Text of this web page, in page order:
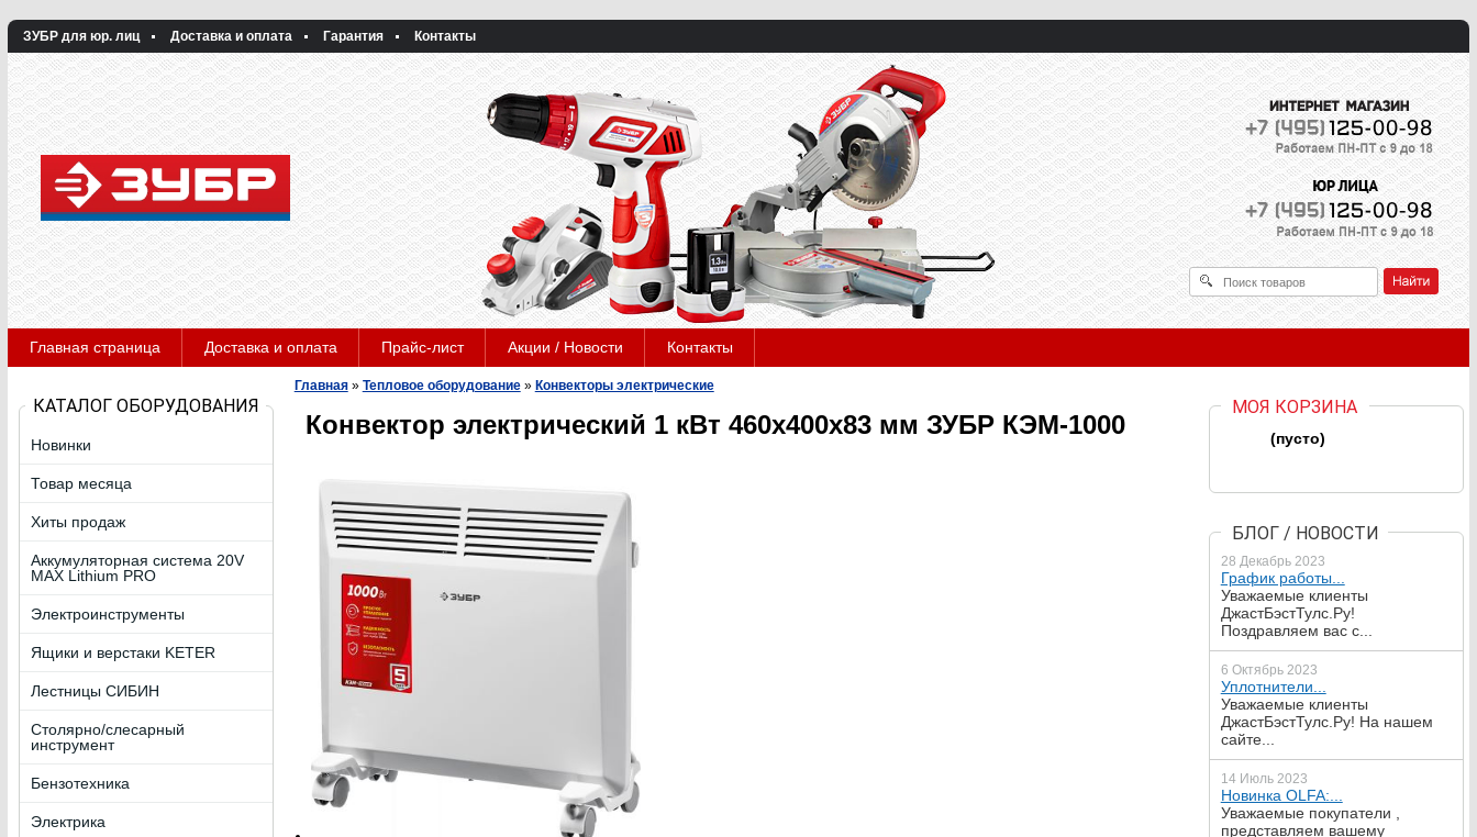
ЗУБР для юр. лиц Доставка и оплата Гарантия Контакты
Главная страница Доставка и оплата Прайс-лист Акции / Новости Контакты
КАТАЛОГ ОБОРУДОВАНИЯ
Новинки
Товар месяца
Хиты продаж
Аккумуляторная система 20V
MAX Lithium PRO
Электроинструменты
Ящики и верстаки KETER
Лестницы СИБИН
Столярно/слесарный
инструмент
Бензотехника
Электрика
Главная» Тепловое оборудование» Конвекторы электрические
Конвектор электрический 1 кВт 460х400х83 мм ЗУБР КЭМ-1000
МОЯ КОРЗИНА
(пусто)
БЛОГ / НОВОСТИ
28 Декабрь 2023
График работы...
Уважаемые клиенты
ДжастБэстТулс.Ру!
Поздравляем вас с...
6 Октябрь 2023
Уплотнители...
Уважаемые клиенты
ДжастБэстТулс.Ру! На нашем
сайте...
14 Июль 2023
Новинка OLFA:...
Уважаемые покупатели ,
представляем вашему